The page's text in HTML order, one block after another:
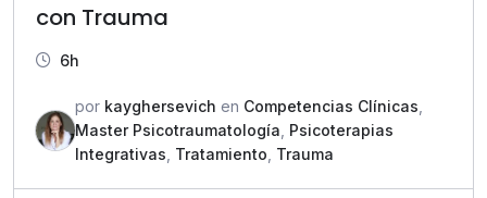
con Trauma
6h
por kayghersevich en Competencias Clínicas
Master Psicotraumatología Psicoterapias
Integrativas Tratamiento Trauma